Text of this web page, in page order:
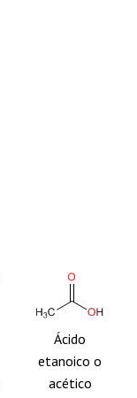
Ácido
etanoico o
acético